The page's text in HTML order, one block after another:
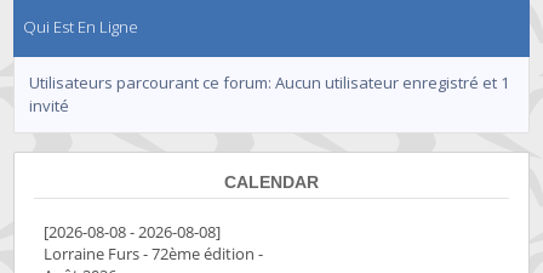
Qui Est En Ligne
Utilisateurs parcourant ce forum: Aucun utilisateur enregistré et 1
invité
CALENDAR